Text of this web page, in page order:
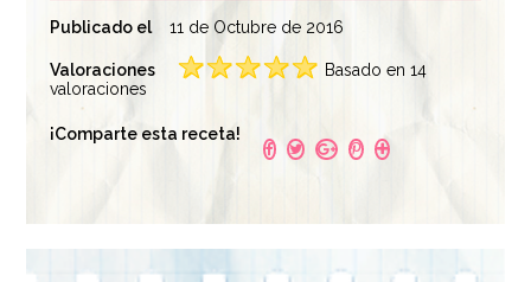
Lavanda Pastel 25 gr
medidoras
Publicado el 11 de Octubre de 2016
Valoraciones
Basado en 14
valoraciones
¡Comparte esta receta!